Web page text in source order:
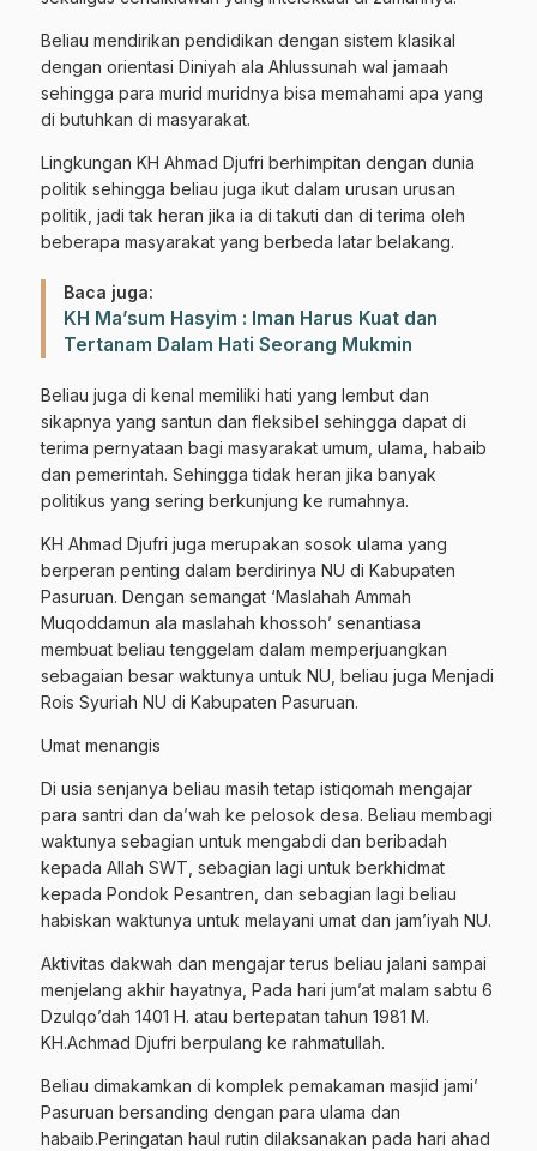
Join Sekarang
Beliau mendirikan pendidikan dengan sistem klasikal
dengan orientasi Diniyah ala Ahlussunah wal jamaah
sehingga para murid muridnya bisa memahami apa yang
di butuhkan di masyarakat.
Lingkungan KH Ahmad Djufri berhimpitan dengan dunia
politik sehingga beliau juga ikut dalam urusan urusan
politik, jadi tak heran jika ia di takuti dan di terima oleh
beberapa masyarakat yang berbeda latar belakang.
Baca juga:
KH Ma’sum Hasyim : Iman Harus Kuat dan
Tertanam Dalam Hati Seorang Mukmin
Beliau juga di kenal memiliki hati yang lembut dan
sikapnya yang santun dan fleksibel sehingga dapat di
terima pernyataan bagi masyarakat umum, ulama, habaib
dan pemerintah. Sehingga tidak heran jika banyak
politikus yang sering berkunjung ke rumahnya.
KH Ahmad Djufri juga merupakan sosok ulama yang
berperan penting dalam berdirinya NU di Kabupaten
Pasuruan. Dengan semangat ‘Maslahah Ammah
Muqoddamun ala maslahah khossoh’ senantiasa
membuat beliau tenggelam dalam memperjuangkan
sebagaian besar waktunya untuk NU, beliau juga Menjadi
Rois Syuriah NU di Kabupaten Pasuruan.
Umat menangis
Di usia senjanya beliau masih tetap istiqomah mengajar
para santri dan da’wah ke pelosok desa. Beliau membagi
waktunya sebagian untuk mengabdi dan beribadah
kepada Allah SWT, sebagian lagi untuk berkhidmat
kepada Pondok Pesantren, dan sebagian lagi beliau
habiskan waktunya untuk melayani umat dan jam’iyah NU.
Aktivitas dakwah dan mengajar terus beliau jalani sampai
menjelang akhir hayatnya, Pada hari jum’at malam sabtu 6
Dzulqo’dah 1401 H. atau bertepatan tahun 1981 M.
KH.Achmad Djufri berpulang ke rahmatullah.
Beliau dimakamkan di komplek pemakaman masjid jami’
Pasuruan bersanding dengan para ulama dan
habaib.Peringatan haul rutin dilaksanakan pada hari ahad